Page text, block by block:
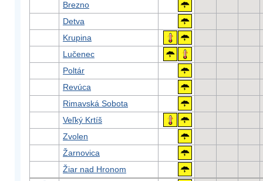
Brezno
Detva
Krupina
Lučenec
Poltár
Revúca
Rimavská Sobota
Veľký Krtíš
Zvolen
Žarnovica
Žiar nad Hronom